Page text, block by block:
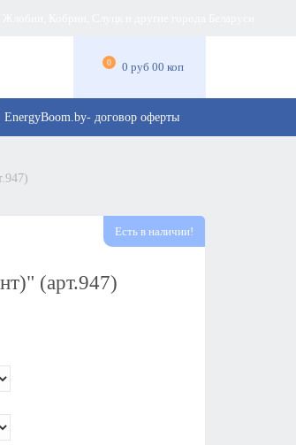
0 0 руб 00 коп
EnergyBoom.by- договор оферты
Есть в наличии!
(арт.947)